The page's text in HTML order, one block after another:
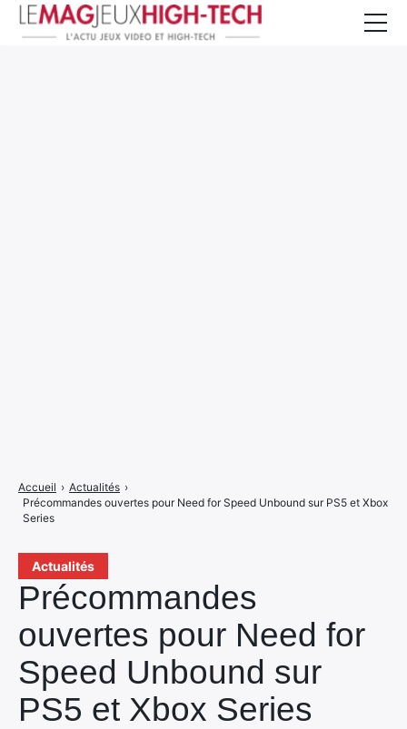
Actualités
Précommandes
ouvertes pour Need for
Speed Unbound sur
PS5 et Xbox Series
Accueil › Actualités ›
Précommandes ouvertes pour Need for Speed Unbound sur PS5 et Xbox
Series